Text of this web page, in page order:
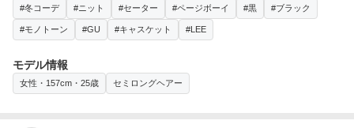
#冬コーデ #ニット #セーター #ページボーイ #黒 #ブラック
#モノトーン #GU #キャスケット #LEE
モデル情報
女性・157cm・25歳 セミロングヘアー